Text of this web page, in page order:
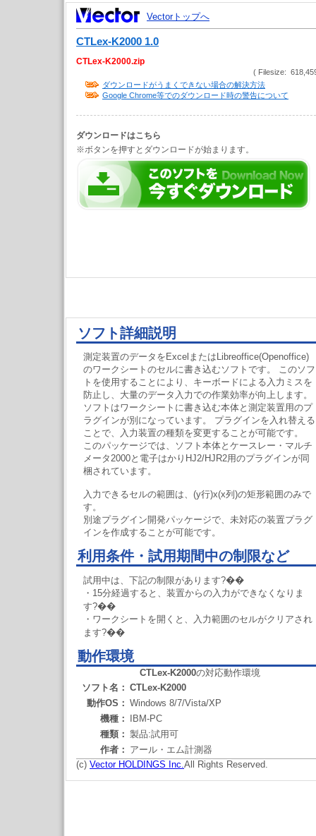
Vectorトップへ
CTLex-K2000 1.0
CTLex-K2000.zip
( Filesize:
ダウンロードがうまくできない場合の解決方法
Google Chrome等でのダウンロード時の警告について
ダウンロードはこちら
※ボタンを押すとダウンロードが始まります。
ソフト詳細説明
測定装置のデータをExcelまたはLibreoffice(Openoffice)
のワークシートのセルに書き込むソフトです。 このソフ
トを使用することにより、キーボードによる入力ミスを
防止し、大量のデータ入力での作業効率が向上します。
ソフトはワークシートに書き込む本体と測定装置用のプ
ラグインが別になっています。 プラグインを入れ替える
ことで、入力装置の種類を変更することが可能です。
このパッケージでは、ソフト本体とケースレー・マルチ
メータ2000と電子はかりHJ2/HJR2用のプラグインが同
梱されています。
入力できるセルの範囲は、(y行)x(x列)の矩形範囲のみで
す。
別途プラグイン開発パッケージで、未対応の装置プラグ
インを作成することが可能です。
利用条件・試用期間中の制限など
試用中は、下記の制限があります?��
・15分経過すると、装置からの入力ができなくなりま
す?��
・ワークシートを開くと、入力範囲のセルがクリアされ
ます?��
動作環境
CTLex-K2000の対応動作環境
ソフト名： CTLex-K2000
動作OS： Windows 8/7/Vista/XP
機種：
IBM-PC
種類： 製品:試用可
作者： アール・エム計測器
(c) Vector HOLDINGS Inc.All Rights Reserved.